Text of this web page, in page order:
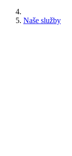
Naše služby